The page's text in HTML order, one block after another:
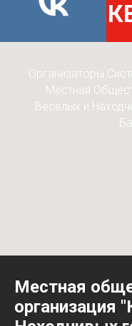
Организаторы
Местная
Весёлых и
Местная
организация